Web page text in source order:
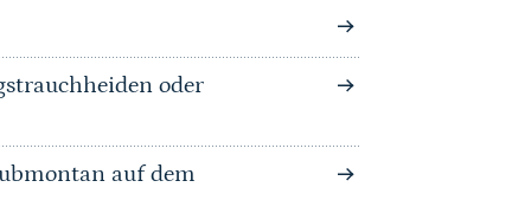
oder
auf dem